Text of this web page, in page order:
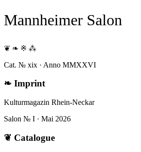
Mannheimer Salon
❦ ❧ ※ ⁂
Cat. № xix · Anno MMXXVI
❧ Imprint
Kulturmagazin Rhein-Neckar
Salon № I · Mai 2026
❦ Catalogue